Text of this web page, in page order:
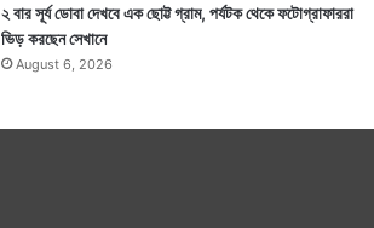
২ বার সূর্য ডোবা দেখবে এক ছোট্ট গ্রাম, পর্যটক থেকে ফটোগ্রাফাররা
ভিড় করছেন সেখানে
August 6, 2026